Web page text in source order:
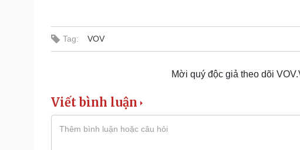
Tag: VOV
Mời quý độc giả theo dõi
Viết bình luận